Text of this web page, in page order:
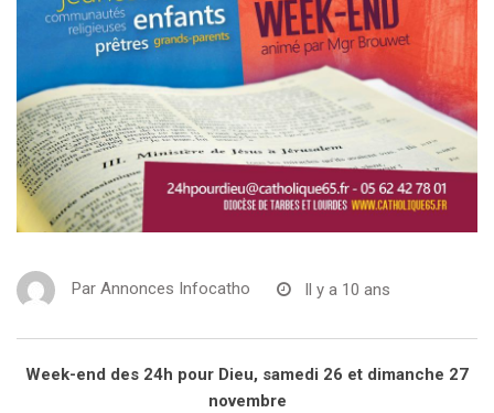
Par Annonces Infocatho Il y a 10 ans
Week-end des 24h pour Dieu, samedi 26 et dimanche 27
novembre